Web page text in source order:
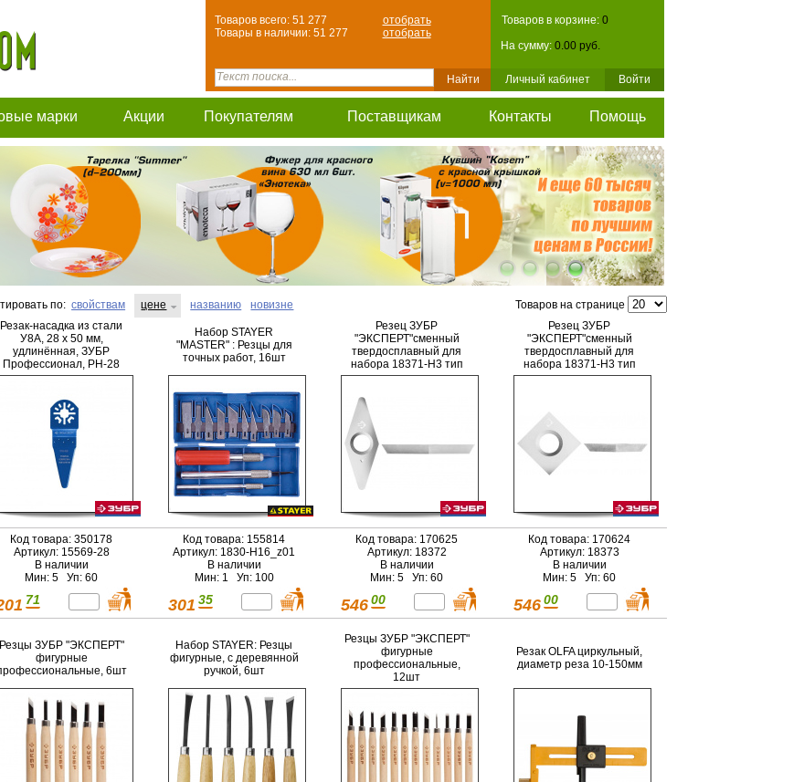
Товаров в корзине: 0
На сумму: 0.00 руб.
Личный кабинет Войти
Товаров всего: 51 277
отобрать
Товары в наличии: 51 277
отобрать
марки Акции Покупателям Поставщикам Контакты Помощь
по: свойствам цене названию новизне
Товаров на странице
Резак-насадка из стали
У8А, 28 x 50 мм,
удлинённая, ЗУБР
Профессионал, РН-28
Код товара: 350178
Артикул: 15569-28
В наличии
Мин: 5 Уп: 60
71
Набор STAYER
"MASTER" : Резцы для
точных работ, 16шт
Код товара: 155814
Артикул: 1830-H16_z01
В наличии
Мин: 1 Уп: 100
301 35
Резец ЗУБР
"ЭКСПЕРТ"сменный
твердосплавный для
набора 18371-H3 тип
"Ромб" 27х10мм,
Код товара: 170625
Артикул: 18372
В наличии
Мин: 5 Уп: 60
546 00
Резец ЗУБР
"ЭКСПЕРТ"сменный
твердосплавный для
набора 18371-H3 тип
"Квадрат", 11,5мм, 4
Код товара: 170624
Артикул: 18373
В наличии
Мин: 5 Уп: 60
546 00
Резцы ЗУБР "ЭКСПЕРТ"
фигурные
6шт
Набор STAYER: Резцы
фигурные, с деревянной
ручкой, 6шт
Резцы ЗУБР "ЭКСПЕРТ"
фигурные
профессиональные,
12шт
Резак OLFA циркульный,
диаметр реза 10-150мм